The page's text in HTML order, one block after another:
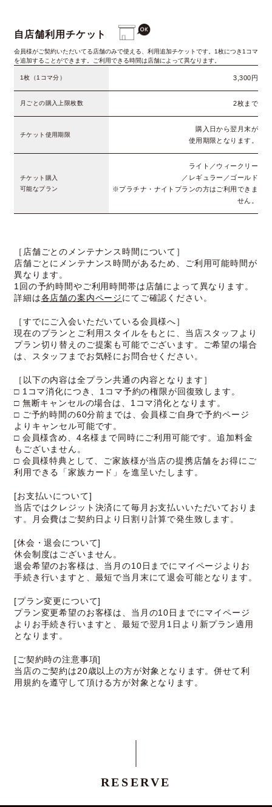
自店舗利用チケット
会員様がご契約いただいてる店舗のみで使える、利用追加チケットです。1枚につき1コマ
を追加することができます。ご利用できる時間は店舗によって異なります。
1枚（1コマ分） 3,300円
月ごとの購入上限枚数 2枚まで
チケット使用期限
購入日から翌月末が
使用期限となります。
チケット購入
可能なプラン
ライト／ウィークリー
／レギュラー／ゴールド
※プラチナ・ナイトプランの方はご利用できま
せん。
［店舗ごとのメンテナンス時間について］
店舗ごとにメンテナンス時間があるため、ご利用可能時間が
異なります。
1回の予約時間やご利用時間帯は店舗によって異なります。
詳細は各店舗の案内ページにてご確認ください。
［すでにご入会いただいている会員様へ］
現在のプランとご利用スタイルをもとに、当店スタッフより
プラン切り替えのご提案も可能でございます。ご希望の場合
は、スタッフまでお気軽にお問合せください。
［以下の内容は全プラン共通の内容となります］
□ 1コマ消化につき、1コマ予約の権限が回復致します。
□ 無断キャンセルの場合は、1コマ消化となります。
□ ご予約時間の60分前までは、会員様ご自身で予約ページ
よりキャンセル可能です。
□ 会員様含め、4名様まで同時にご利用可能です。追加料金
もございません。
□ 会員様特典として、ご家族様が当店の提携店舗をお得にご
利用できる「家族カード」を進呈いたします。
[お支払いについて]
当店ではクレジット決済にて毎月お支払いいただいておりま
す。月会費はご契約日より日割り計算で発生致します。
[休会・退会について]
休会制度はございません。
退会希望のお客様は、当月の10日までにマイページよりお
手続き行いますと、最短で当月末にて退会可能となります。
[プラン変更について]
プラン変更希望のお客様は、当月の10日までにマイページ
よりお手続き行いますと、最短で翌月1日より新プラン適用
となります。
[ご契約時の注意事項]
当店のご契約は20歳以上の方が対象となります。併せて利
用規約を遵守して頂ける方が対象となります。
RESERVE